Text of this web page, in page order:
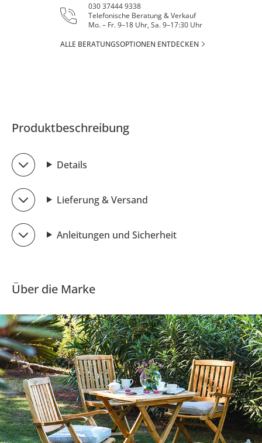
030 37444 9338
Telefonische Beratung & Verkauf
Mo. – Fr. 9–18 Uhr, Sa. 9–17:30 Uhr
ALLE BERATUNGSOPTIONEN ENTDECKEN
Produktbeschreibung
Details
Lieferung & Versand
Anleitungen und Sicherheit
Über die Marke